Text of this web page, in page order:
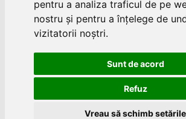
pentru a analiza traficul de pe
nostru și pentru a înțelege de
vizitatorii noștri.
Sunt de acord
Refuz
Vreau să schimb setările